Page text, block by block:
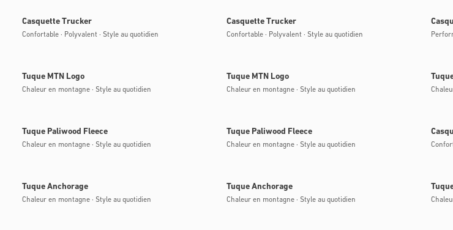
Casquette Trucker
Confortable · Polyvalent · Style au quotidien
Casquette Trucker
Confortable · Polyvalent · Style au quotidien
Tuque MTN Logo
Chaleur en montagne · Style au quotidien
Tuque MTN Logo
Chaleur en montagne · Style au quotidien
Tuque Paliwood Fleece
Chaleur en montagne · Style au quotidien
Tuque Paliwood Fleece
Chaleur en montagne · Style au quotidien
Tuque Anchorage
Chaleur en montagne · Style au quotidien
Tuque Anchorage
Chaleur en montagne · Style au quotidien